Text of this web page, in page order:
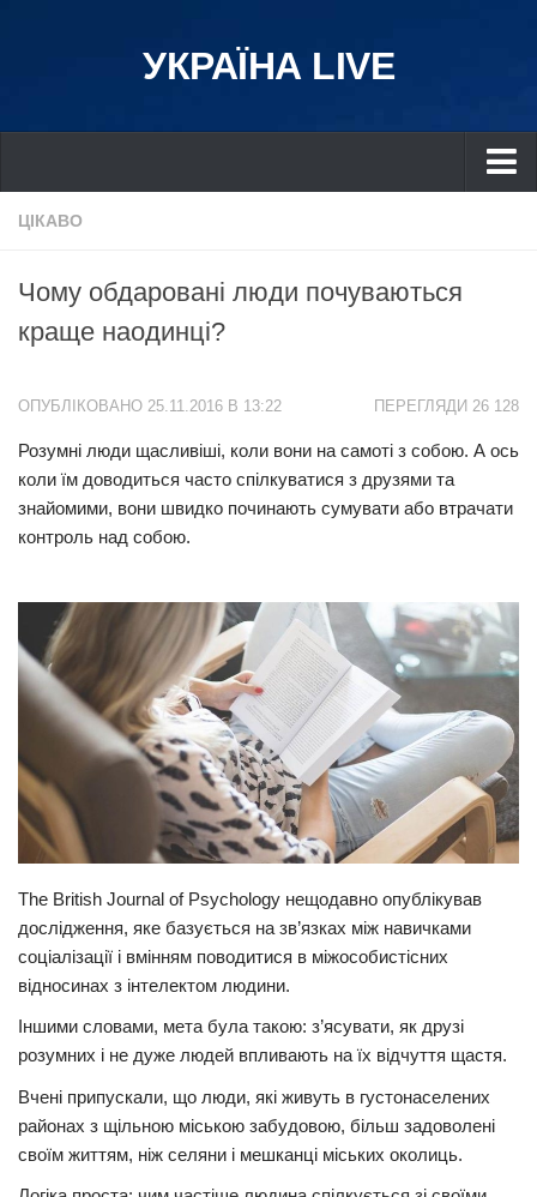
УКРАЇНА LIVE
Україна
Дніпро
Львів
Харків
Донбас
Одеса
Схід
Економіка
Політика
Світ
Цікаво
Технології
Історії
Рецепти
Привітання
Здоров’я
Події
Трагедії
Курйози
Суспільство
ЦІКАВО
Чому обдаровані люди почуваються
краще наодинці?
ПЕРЕГЛЯДИ 26 128
ОПУБЛІКОВАНО 25.11.2016 В 13:22
Розумні люди щасливіші, коли вони на самоті з собою. А ось
коли їм доводиться часто спілкуватися з друзями та
знайомими, вони швидко починають сумувати або втрачати
контроль над собою.
The British Journal of Psychology нещодавно опублікував
дослідження, яке базується на зв’язках між навичками
соціалізації і вмінням поводитися в міжособистісних
відносинах з інтелектом людини.
Іншими словами, мета була такою: з’ясувати, як друзі
розумних і не дуже людей впливають на їх відчуття щастя.
Вчені припускали, що люди, які живуть в густонаселених
районах з щільною міською забудовою, більш задоволені
своїм життям, ніж селяни і мешканці міських околиць.